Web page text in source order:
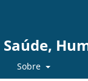
Sobre